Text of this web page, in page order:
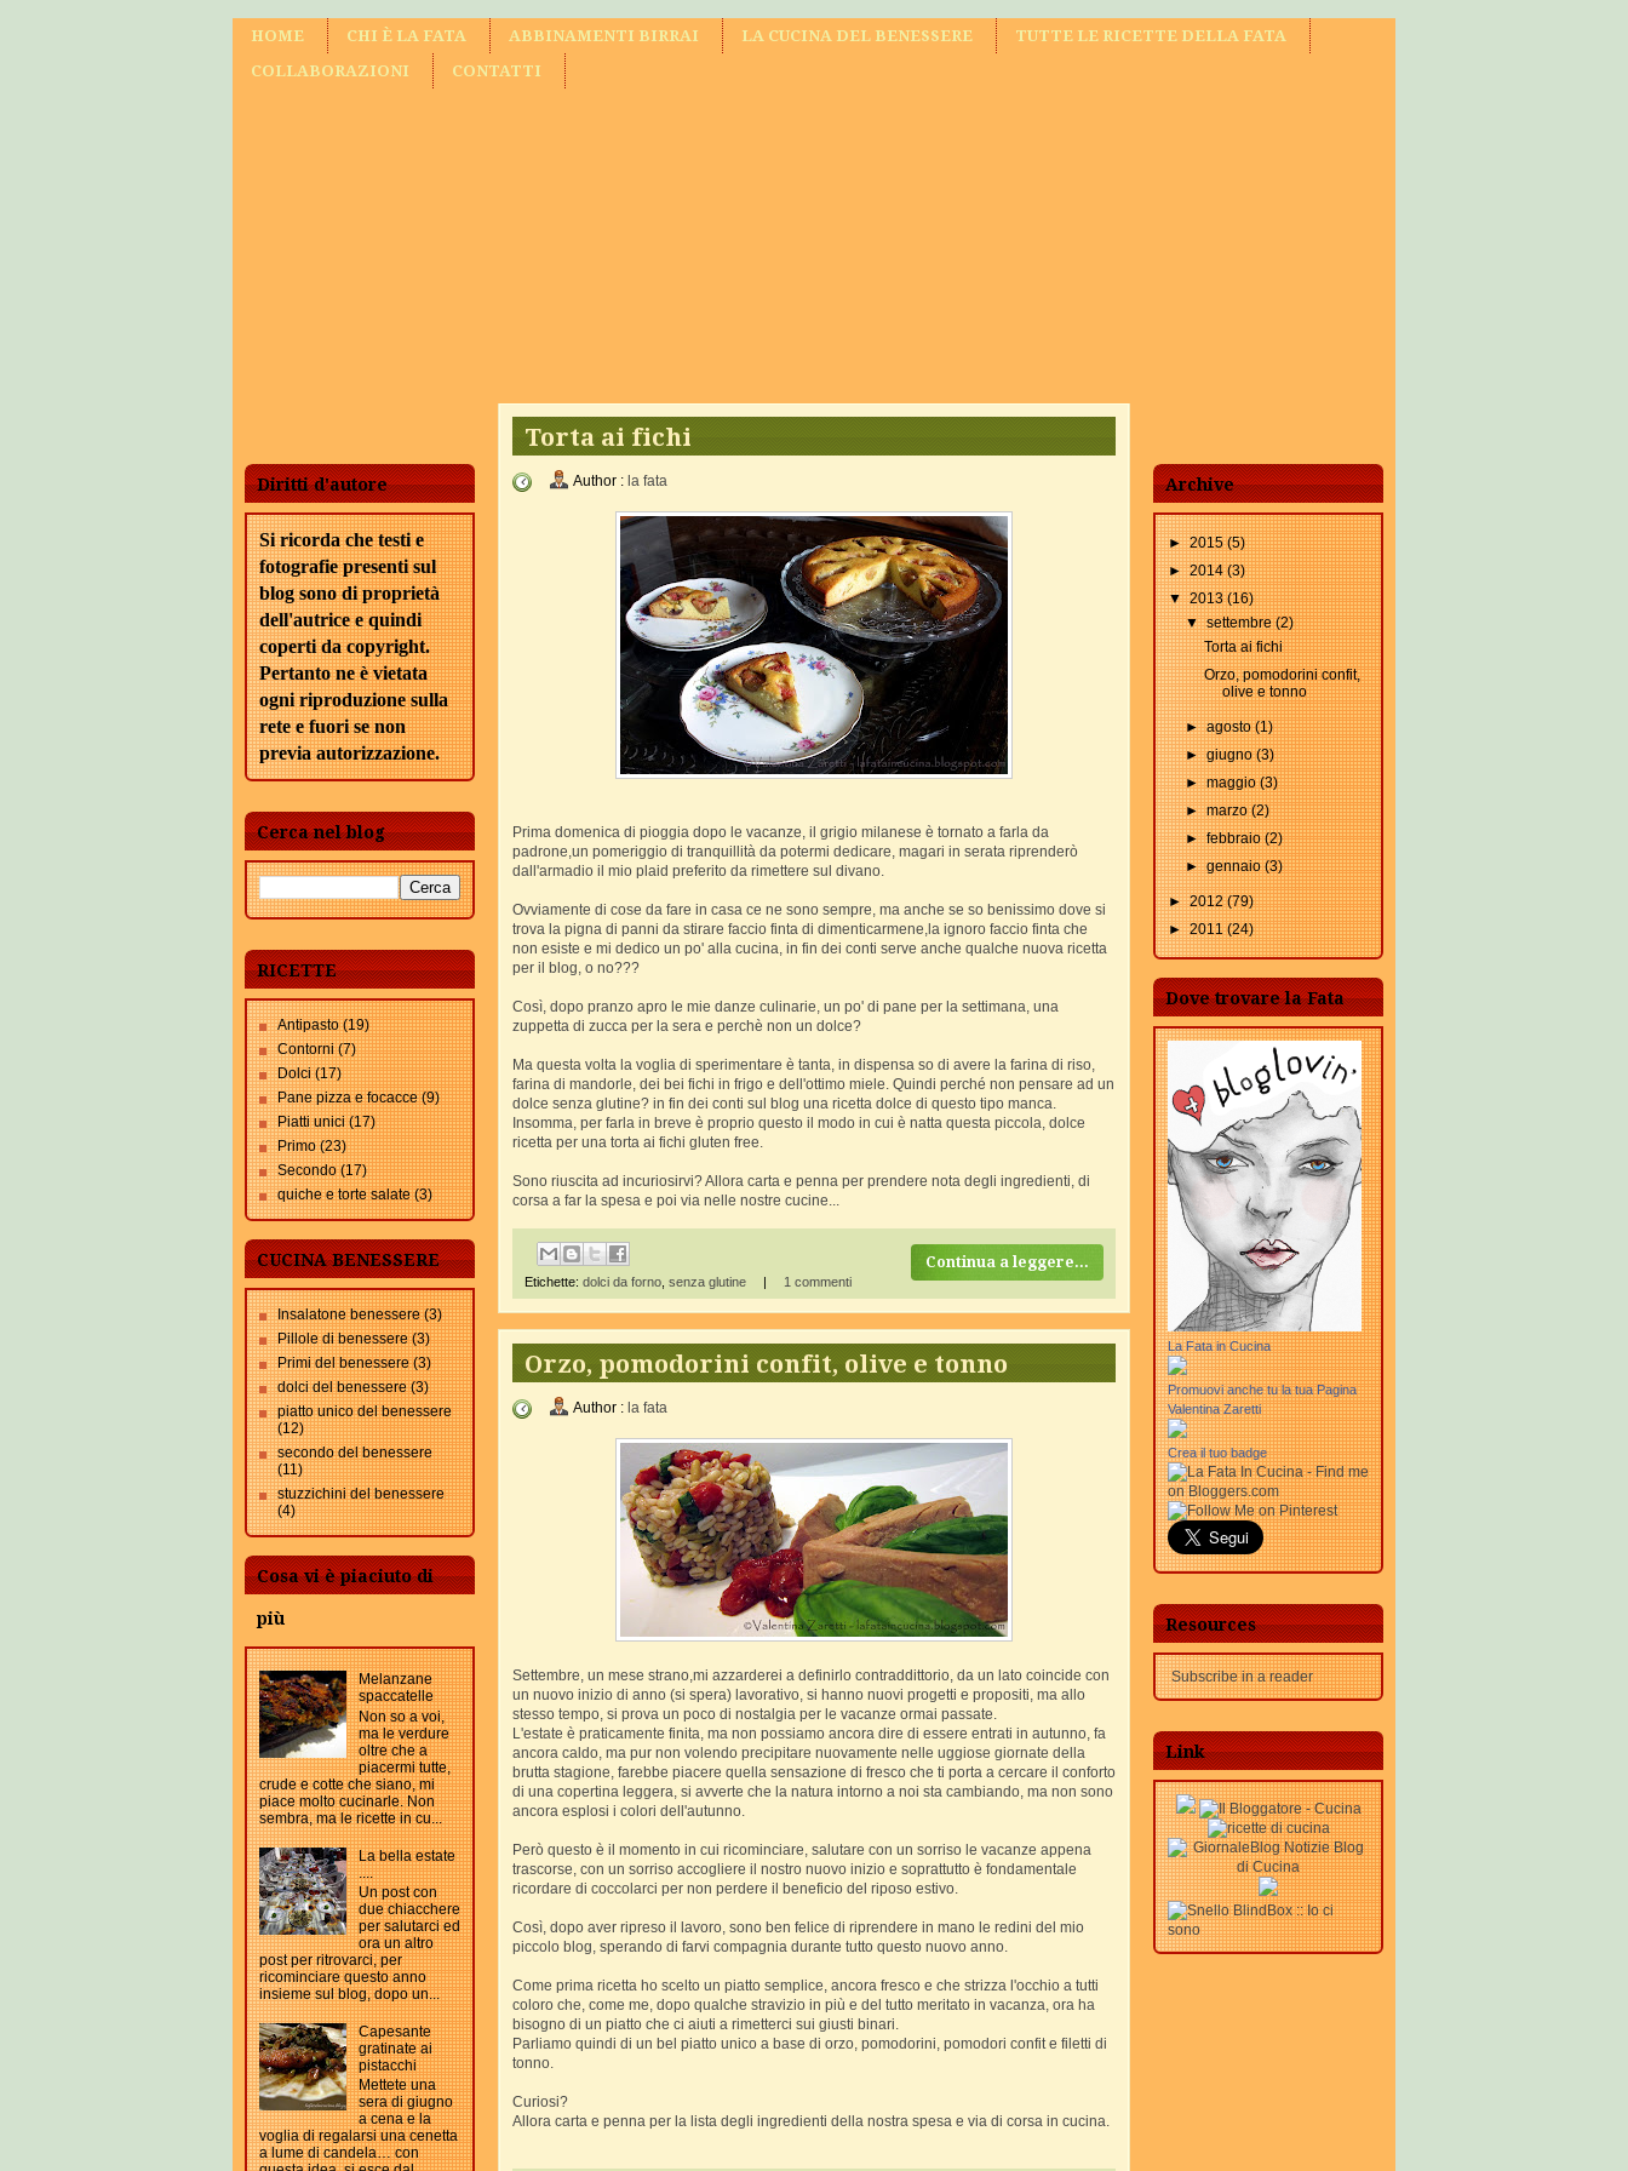
HOME CHI È LA FATA ABBINAMENTI BIRRAI LA CUCINA DEL BENESSERE
TUTTE LE RICETTE DELLA FATA
COLLABORAZIONI
CONTATTI
Diritti d'autore
Si ricorda che testi e
fotografie presenti sul
blog sono di proprietà
dell'autrice e quindi
coperti da copyright.
Pertanto ne è vietata
ogni riproduzione sulla
rete e fuori se non
previa autorizzazione.
Cerca nel blog
RICETTE
Antipasto (19)
Contorni (7)
Dolci (17)
Pane pizza e focacce (9)
Piatti unici (17)
Primo (23)
Secondo (17)
quiche e torte salate (3)
CUCINA BENESSERE
Insalatone benessere (3)
Pillole di benessere (3)
Primi del benessere (3)
dolci del benessere (3)
piatto unico del benessere
(12)
secondo del benessere
(11)
stuzzichini del benessere
(4)
Cosa vi è piaciuto di
più
Melanzane
spaccatelle
Non so a voi,
ma le verdure
oltre che a
piacermi tutte,
crude e cotte che siano, mi
piace molto cucinarle. Non
sembra, ma le ricette in cu...
La bella estate
....
Un post con
due chiacchere
per salutarci ed
ora un altro
post per ritrovarci, per
ricominciare questo anno
insieme sul blog, dopo un...
Capesante
gratinate ai
pistacchi
Mettete una
sera di giugno
a cena e la
voglia di regalarsi una cenetta
a lume di candela… con
Torta ai fichi
Author : la fata
Prima domenica di pioggia dopo le vacanze, il grigio milanese è tornato a farla da
padrone,un pomeriggio di tranquillità da potermi dedicare, magari in serata riprenderò
dall'armadio il mio plaid preferito da rimettere sul divano.
Ovviamente di cose da fare in casa ce ne sono sempre, ma anche se so benissimo dove si
trova la pigna di panni da stirare faccio finta di dimenticarmene,la ignoro faccio finta che
non esiste e mi dedico un po' alla cucina, in fin dei conti serve anche qualche nuova ricetta
per il blog, o no???
Così, dopo pranzo apro le mie danze culinarie, un po' di pane per la settimana, una
zuppetta di zucca per la sera e perchè non un dolce?
Ma questa volta la voglia di sperimentare è tanta, in dispensa so di avere la farina di riso,
farina di mandorle, dei bei fichi in frigo e dell'ottimo miele. Quindi perché non pensare ad un
dolce senza glutine? in fin dei conti sul blog una ricetta dolce di questo tipo manca.
Insomma, per farla in breve è proprio questo il modo in cui è natta questa piccola, dolce
ricetta per una torta ai fichi gluten free.
Sono riuscita ad incuriosirvi? Allora carta e penna per prendere nota degli ingredienti, di
corsa a far la spesa e poi via nelle nostre cucine...
Continua a leggere...
Etichette: dolci da forno senza glutine | 1 commenti
Orzo, pomodorini confit, olive e tonno
Author : la fata
Settembre, un mese strano,mi azzarderei a definirlo contraddittorio, da un lato coincide con
un nuovo inizio di anno (si spera) lavorativo, si hanno nuovi progetti e propositi, ma allo
stesso tempo, si prova un poco di nostalgia per le vacanze ormai passate.
L'estate è praticamente finita, ma non possiamo ancora dire di essere entrati in autunno, fa
ancora caldo, ma pur non volendo precipitare nuovamente nelle uggiose giornate della
brutta stagione, farebbe piacere quella sensazione di fresco che ti porta a cercare il conforto
di una copertina leggera, si avverte che la natura intorno a noi sta cambiando, ma non sono
ancora esplosi i colori dell'autunno.
Però questo è il momento in cui ricominciare, salutare con un sorriso le vacanze appena
trascorse, con un sorriso accogliere il nostro nuovo inizio e soprattutto è fondamentale
ricordare di coccolarci per non perdere il beneficio del riposo estivo.
Così, dopo aver ripreso il lavoro, sono ben felice di riprendere in mano le redini del mio
piccolo blog, sperando di farvi compagnia durante tutto questo nuovo anno.
Come prima ricetta ho scelto un piatto semplice, ancora fresco e che strizza l'occhio a tutti
coloro che, come me, dopo qualche stravizio in più e del tutto meritato in vacanza, ora ha
bisogno di un piatto che ci aiuti a rimetterci sui giusti binari.
Parliamo quindi di un bel piatto unico a base di orzo, pomodorini, pomodori confit e filetti di
tonno.
Curiosi?
Allora carta e penna per la lista degli ingredienti della nostra spesa e via di corsa in cucina.
Archive
►2015(5)
►2014(3)
▼2013(16)
▼settembre(2)
Torta ai fichi
Orzo, pomodorini confit,
olive e tonno
►agosto(1)
►giugno(3)
►maggio(3)
►marzo(2)
►febbraio(2)
►gennaio(3)
►2012(79)
►2011(24)
Dove trovare la Fata
La Fata in Cucina
Promuovi anche tu la tua Pagina
Valentina Zaretti
Crea il tuo badge
Resources
Subscribe in a reader
Link